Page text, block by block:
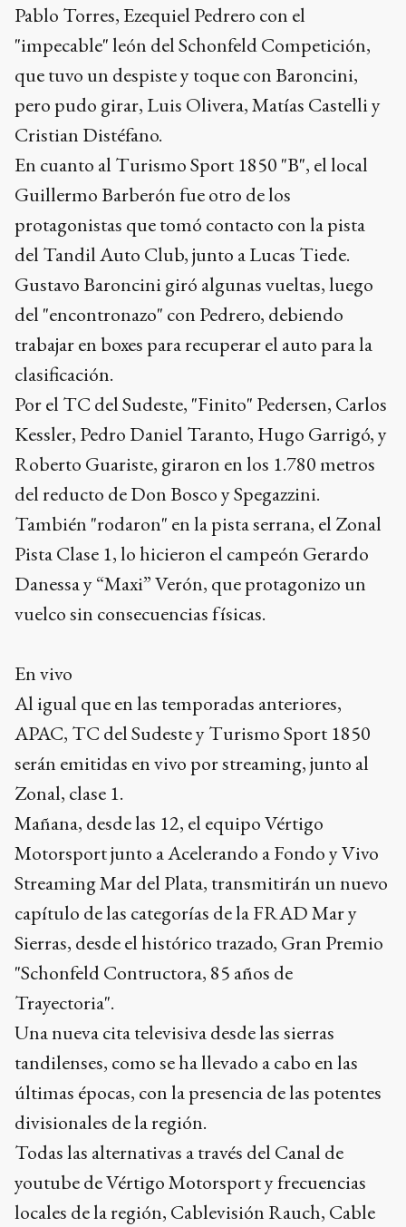
Pablo Torres, Ezequiel Pedrero con el
"impecable" león del Schonfeld Competición,
que tuvo un despiste y toque con Baroncini,
pero pudo girar, Luis Olivera, Matías Castelli y
Cristian Distéfano.
En cuanto al Turismo Sport 1850 "B", el local
Guillermo Barberón fue otro de los
protagonistas que tomó contacto con la pista
del Tandil Auto Club, junto a Lucas Tiede.
Gustavo Baroncini giró algunas vueltas, luego
del "encontronazo" con Pedrero, debiendo
trabajar en boxes para recuperar el auto para la
clasificación.
Por el TC del Sudeste, "Finito" Pedersen, Carlos
Kessler, Pedro Daniel Taranto, Hugo Garrigó, y
Roberto Guariste, giraron en los 1.780 metros
del reducto de Don Bosco y Spegazzini.
También "rodaron" en la pista serrana, el Zonal
Pista Clase 1, lo hicieron el campeón Gerardo
Danessa y “Maxi” Verón, que protagonizo un
vuelco sin consecuencias físicas.
En vivo
Al igual que en las temporadas anteriores,
APAC, TC del Sudeste y Turismo Sport 1850
serán emitidas en vivo por streaming, junto al
Zonal, clase 1.
Mañana, desde las 12, el equipo Vértigo
Motorsport junto a Acelerando a Fondo y Vivo
Streaming Mar del Plata, transmitirán un nuevo
capítulo de las categorías de la FRAD Mar y
Sierras, desde el histórico trazado, Gran Premio
"Schonfeld Contructora, 85 años de
Trayectoria".
Una nueva cita televisiva desde las sierras
tandilenses, como se ha llevado a cabo en las
últimas épocas, con la presencia de las potentes
divisionales de la región.
Todas las alternativas a través del Canal de
youtube de Vértigo Motorsport y frecuencias
locales de la región, Cablevisión Rauch, Cable